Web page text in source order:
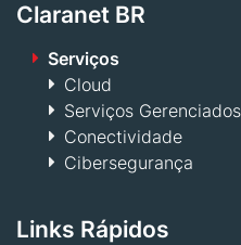
Claranet BR
Serviços
Cloud
Serviços Gerenciados
Conectividade
Cibersegurança
Links Rápidos